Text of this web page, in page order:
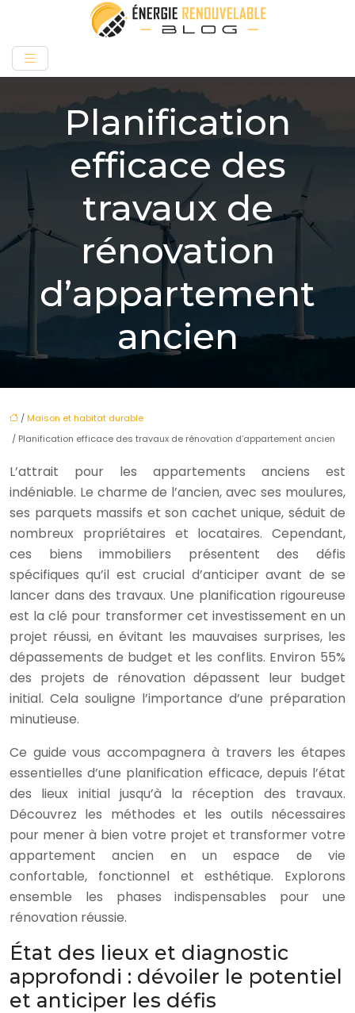
Planification
efficace des
travaux de
rénovation
d’appartement
ancien
/ Maison et habitat durable
/ Planification efficace des travaux de rénovation d’appartement ancien
L’attrait pour les appartements anciens est
indéniable. Le charme de l’ancien, avec ses moulures,
ses parquets massifs et son cachet unique, séduit de
nombreux propriétaires et locataires. Cependant,
ces biens immobiliers présentent des défis
spécifiques qu’il est crucial d’anticiper avant de se
lancer dans des travaux. Une planification rigoureuse
est la clé pour transformer cet investissement en un
projet réussi, en évitant les mauvaises surprises, les
dépassements de budget et les conflits. Environ 55%
des projets de rénovation dépassent leur budget
initial. Cela souligne l’importance d’une préparation
minutieuse.
Ce guide vous accompagnera à travers les étapes
essentielles d’une planification efficace, depuis l’état
des lieux initial jusqu’à la réception des travaux.
Découvrez les méthodes et les outils nécessaires
pour mener à bien votre projet et transformer votre
appartement ancien en un espace de vie
confortable, fonctionnel et esthétique. Explorons
ensemble les phases indispensables pour une
rénovation réussie.
État des lieux et diagnostic
approfondi : dévoiler le potentiel
et anticiper les défis